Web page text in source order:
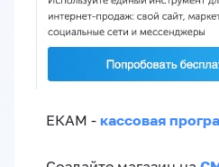
ЕКАМ - кассовая